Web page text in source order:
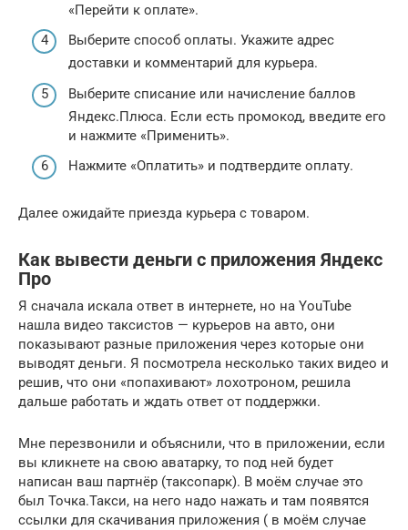
«Перейти к оплате».
Выберите способ оплаты. Укажите адрес
доставки и комментарий для курьера.
Выберите списание или начисление баллов
Яндекс.Плюса. Если есть промокод, введите его
и нажмите «Применить».
Нажмите «Оплатить» и подтвердите оплату.
Далее ожидайте приезда курьера с товаром.
Как вывести деньги с приложения Яндекс
Про
Я сначала искала ответ в интернете, но на YouTube
нашла видео таксистов — курьеров на авто, они
показывают разные приложения через которые они
выводят деньги. Я посмотрела несколько таких видео и
решив, что они «попахивают» лохотроном, решила
дальше работать и ждать ответ от поддержки.
Мне перезвонили и объяснили, что в приложении, если
вы кликнете на свою аватарку, то под ней будет
написан ваш партнёр (таксопарк). В моём случае это
был Точка.Такси, на него надо нажать и там появятся
ссылки для скачивания приложения ( в моём случае